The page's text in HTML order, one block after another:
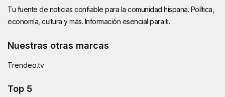
Tu fuente de noticias confiable para la comunidad hispana. Política,
economía, cultura y más. Información esencial para ti.
Nuestras otras marcas
Trendeo.tv
Top 5